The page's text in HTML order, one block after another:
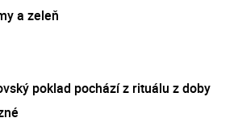
a zeleň
poklad pochází z rituálu z doby